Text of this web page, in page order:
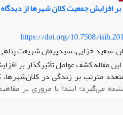
بر افزایش جمعیت کلان شهرها از
https://doi.org/10.7508/
سعید خزایی، سیدپیمان شریعت
مقاله کشف عوامل تأثیر‌گذار بر
مترتب بر زندگی در
می‌گیرد؛ ابتدا با مروری بر
زیرساختی و امکانات شهری دسته‌بندی